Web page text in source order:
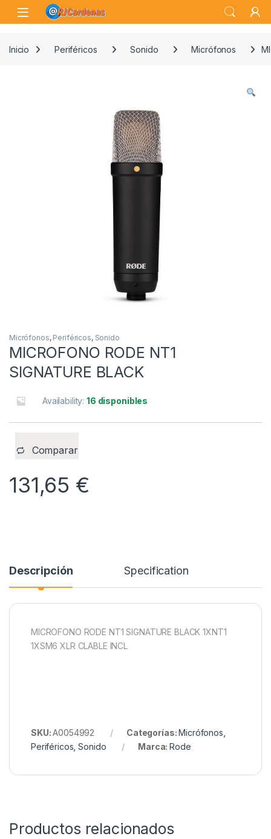
Skip to navigation
Skip to content
Open
Inicio Periféricos Sonido Micrófonos
Micrófonos, Periféricos, Sonido
MICROFONO RODE NT1
SIGNATURE BLACK
Availability:16 disponibles
Comparar
131,65 €
Descripción Specification
MICROFONO RODE NT1 SIGNATURE BLACK 1XNT1
1XSM6 XLR CLABLE INCL
SKU:A0054992 Categorías:Micrófonos
Periféricos ,Sonido Marca:Rode
Productos relacionados